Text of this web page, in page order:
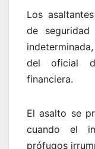
Los
de
del oficial
financiera.
El asalto se
cuando el
prófugos